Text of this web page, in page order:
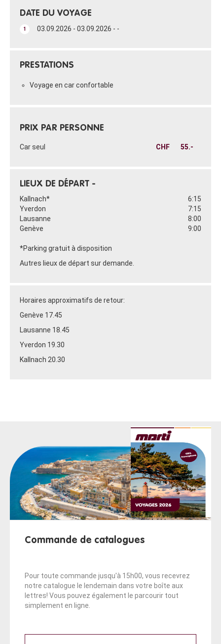
DATE DU VOYAGE
1 03.09.2026 - 03.09.2026 - -
PRESTATIONS
Voyage en car confortable
PRIX PAR PERSONNE
Car seul CHF 55.-
LIEUX DE DÉPART -
Kallnach*
6:15
Yverdon
7:15
Lausanne
8:00
Genève
9:00
*Parking gratuit à disposition
Autres lieux de départ sur demande.
Horaires approximatifs de retour:
Genève 17.45
Lausanne 18.45
Yverdon 19.30
Kallnach 20.30
Commande de catalogues
Pour toute commande jusqu'à 15h00, vous recevrez
notre catalogue le lendemain dans votre boîte aux
lettres! Vous pouvez également le parcourir tout
simplement en ligne.